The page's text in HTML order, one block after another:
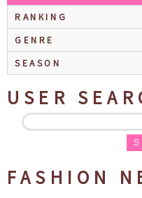
RANKING
GENRE
SEASON
USER
FASHION